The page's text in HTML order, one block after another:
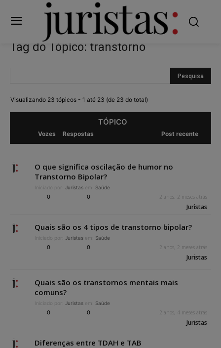
Tag do Tópico: transtorno
Visualizando 23 tópicos - 1 até 23 (de 23 do total)
TÓPICO
Vozes Respostas Post recente
O que significa oscilação de humor no
Transtorno Bipolar?
Iniciado por: Juristas em: Saúde
0 0 2 anos, 2 meses atrás
Juristas
Quais são os 4 tipos de transtorno bipolar?
Iniciado por: Juristas em: Saúde
0 0 2 anos, 2 meses atrás
Juristas
Quais são os transtornos mentais mais
comuns?
Iniciado por: Juristas em: Saúde
0 0 2 anos, 4 meses atrás
Juristas
Diferenças entre TDAH e TAB